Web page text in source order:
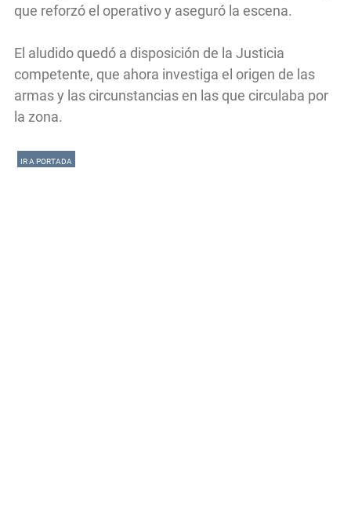
que reforzó el operativo y aseguró la escena.
El aludido quedó a disposición de la Justicia
competente, que ahora investiga el origen de las
armas y las circunstancias en las que circulaba por
la zona.
IR A PORTADA